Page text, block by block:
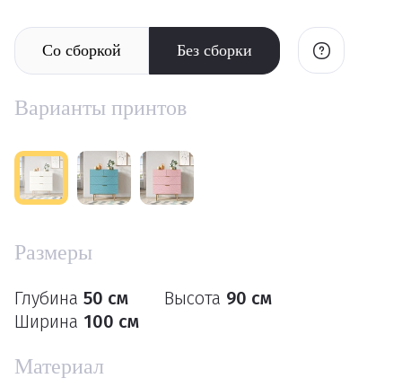
Со сборкой Без сборки
Варианты принтов
Размеры
Глубина 50 см Высота 90 см
Ширина 100 см
Материал